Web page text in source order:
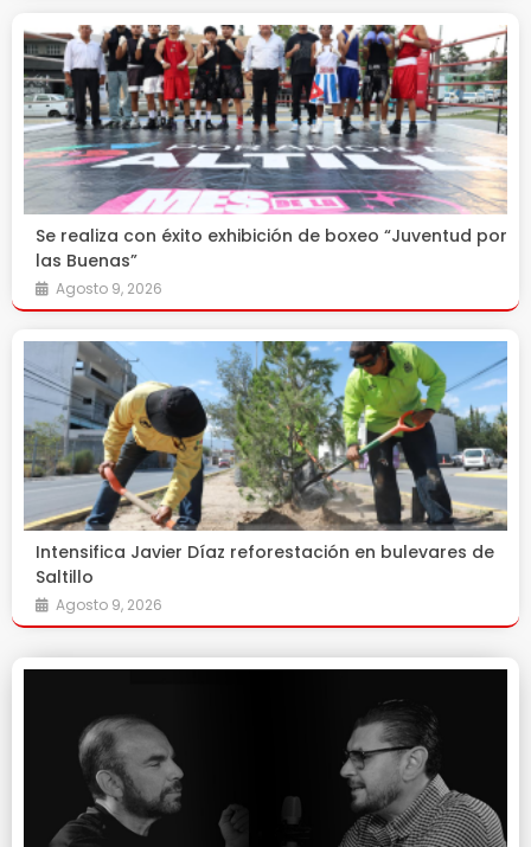
Se realiza con éxito exhibición de boxeo “Juventud por
las Buenas”
Agosto 9, 2026
Intensifica Javier Díaz reforestación en bulevares de
Saltillo
Agosto 9, 2026